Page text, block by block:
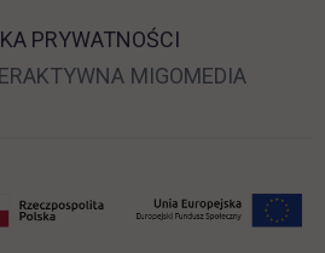
PRYWATNOŚCI
LINK OTWIERA SIĘ
MIGOMEDIA